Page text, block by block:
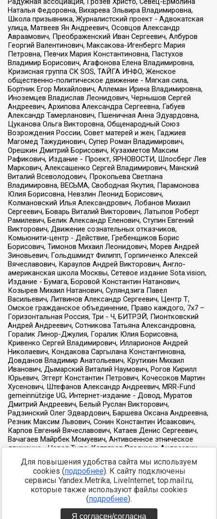
Для повышения удобства сайта мы используем
cookies (подробнее). К сайту подключены
сервисы Yandex.Metrika, LiveInternet, top.mail.ru,
которые также используют файлы cookies
(подробнее).
Я согласен/согласна